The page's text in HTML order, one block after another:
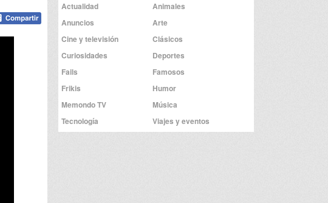
Actualidad
Animales
Anuncios
Arte
Cine y televisión
Clásicos
Curiosidades
Deportes
Fails
Famosos
Frikis
Humor
Memondo TV
Música
Tecnología
Viajes y eventos